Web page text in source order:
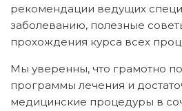
рекомендации ведущих
заболеванию, полезные
прохождения курса всех
Мы уверенны, что грамотно
программы лечения и
медицинские процедуры в